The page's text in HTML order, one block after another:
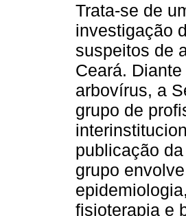
Trata-se de
investigação
suspeitos de
Ceará.
arbovírus, a
grupo de
publicação
grupo
fisioterapia e